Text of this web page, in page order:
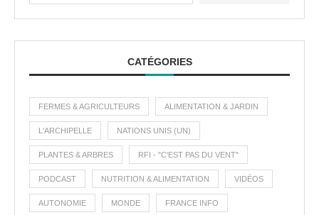
CATÉGORIES
FERMES & AGRICULTEURS ALIMENTATION & JARDIN
L'ARCHIPELLE NATIONS UNIS (UN)
PLANTES & ARBRES RFI - "C'EST PAS DU VENT"
PODCAST NUTRITION & ALIMENTATION VIDÉOS
AUTONOMIE MONDE FRANCE INFO